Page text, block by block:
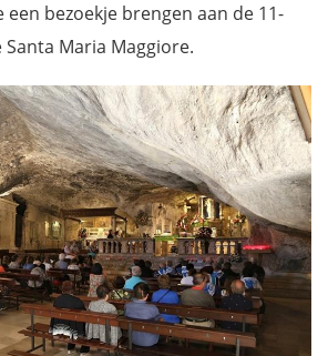
een bezoekje brengen aan de 11-
Santa Maria Maggiore.